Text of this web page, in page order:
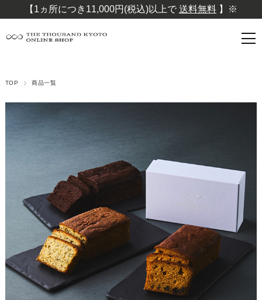
【1ヵ所につき11,000円(税込)以上で 送料無料 】※
TOP 商品一覧